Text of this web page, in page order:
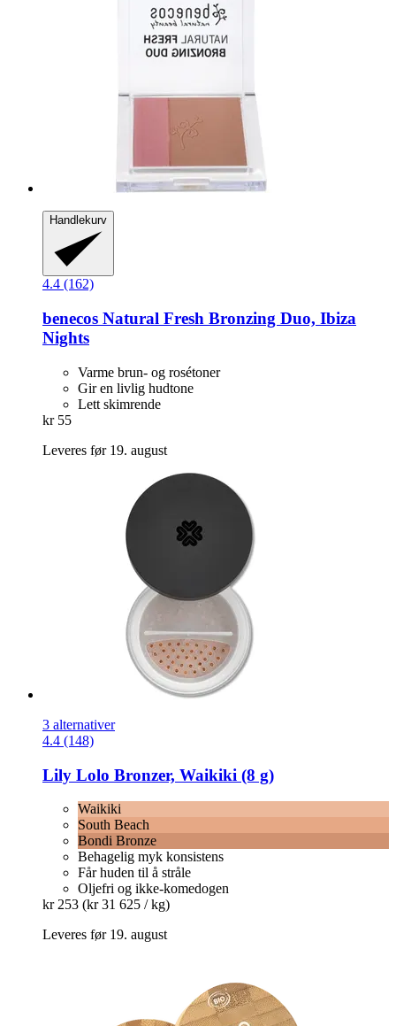
Handlekurv
4.4 (162)
benecos Natural Fresh Bronzing Duo, Ibiza
Nights
Varme brun- og rosétoner
Gir en livlig hudtone
Lett skimrende
kr 55
Leveres før 19. august
3 alternativer
4.4 (148)
Lily Lolo Bronzer, Waikiki (8 g)
Waikiki
South Beach
Bondi Bronze
Behagelig myk konsistens
Får huden til å stråle
Oljefri og ikke-komedogen
kr 253 (kr 31 625 / kg)
Leveres før 19. august